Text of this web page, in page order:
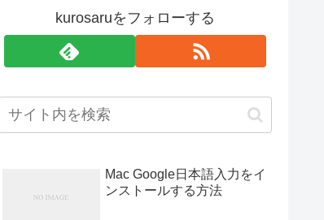
kurosaruをフォローする
Mac Google日本語入力をイ
ンストールする方法